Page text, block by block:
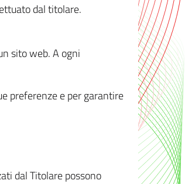
dal titolare.
sito web. A ogni
preferenze e per garantire
dal Titolare possono